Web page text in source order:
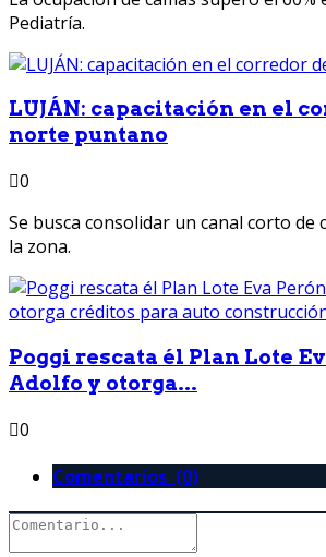
Pediatría.
LUJÁN: capacitación en el
norte puntano
0
Se busca consolidar un canal corto de
la zona.
Poggi rescata él Plan Lote
Adolfo y otorga...
0
Comentarios (0)